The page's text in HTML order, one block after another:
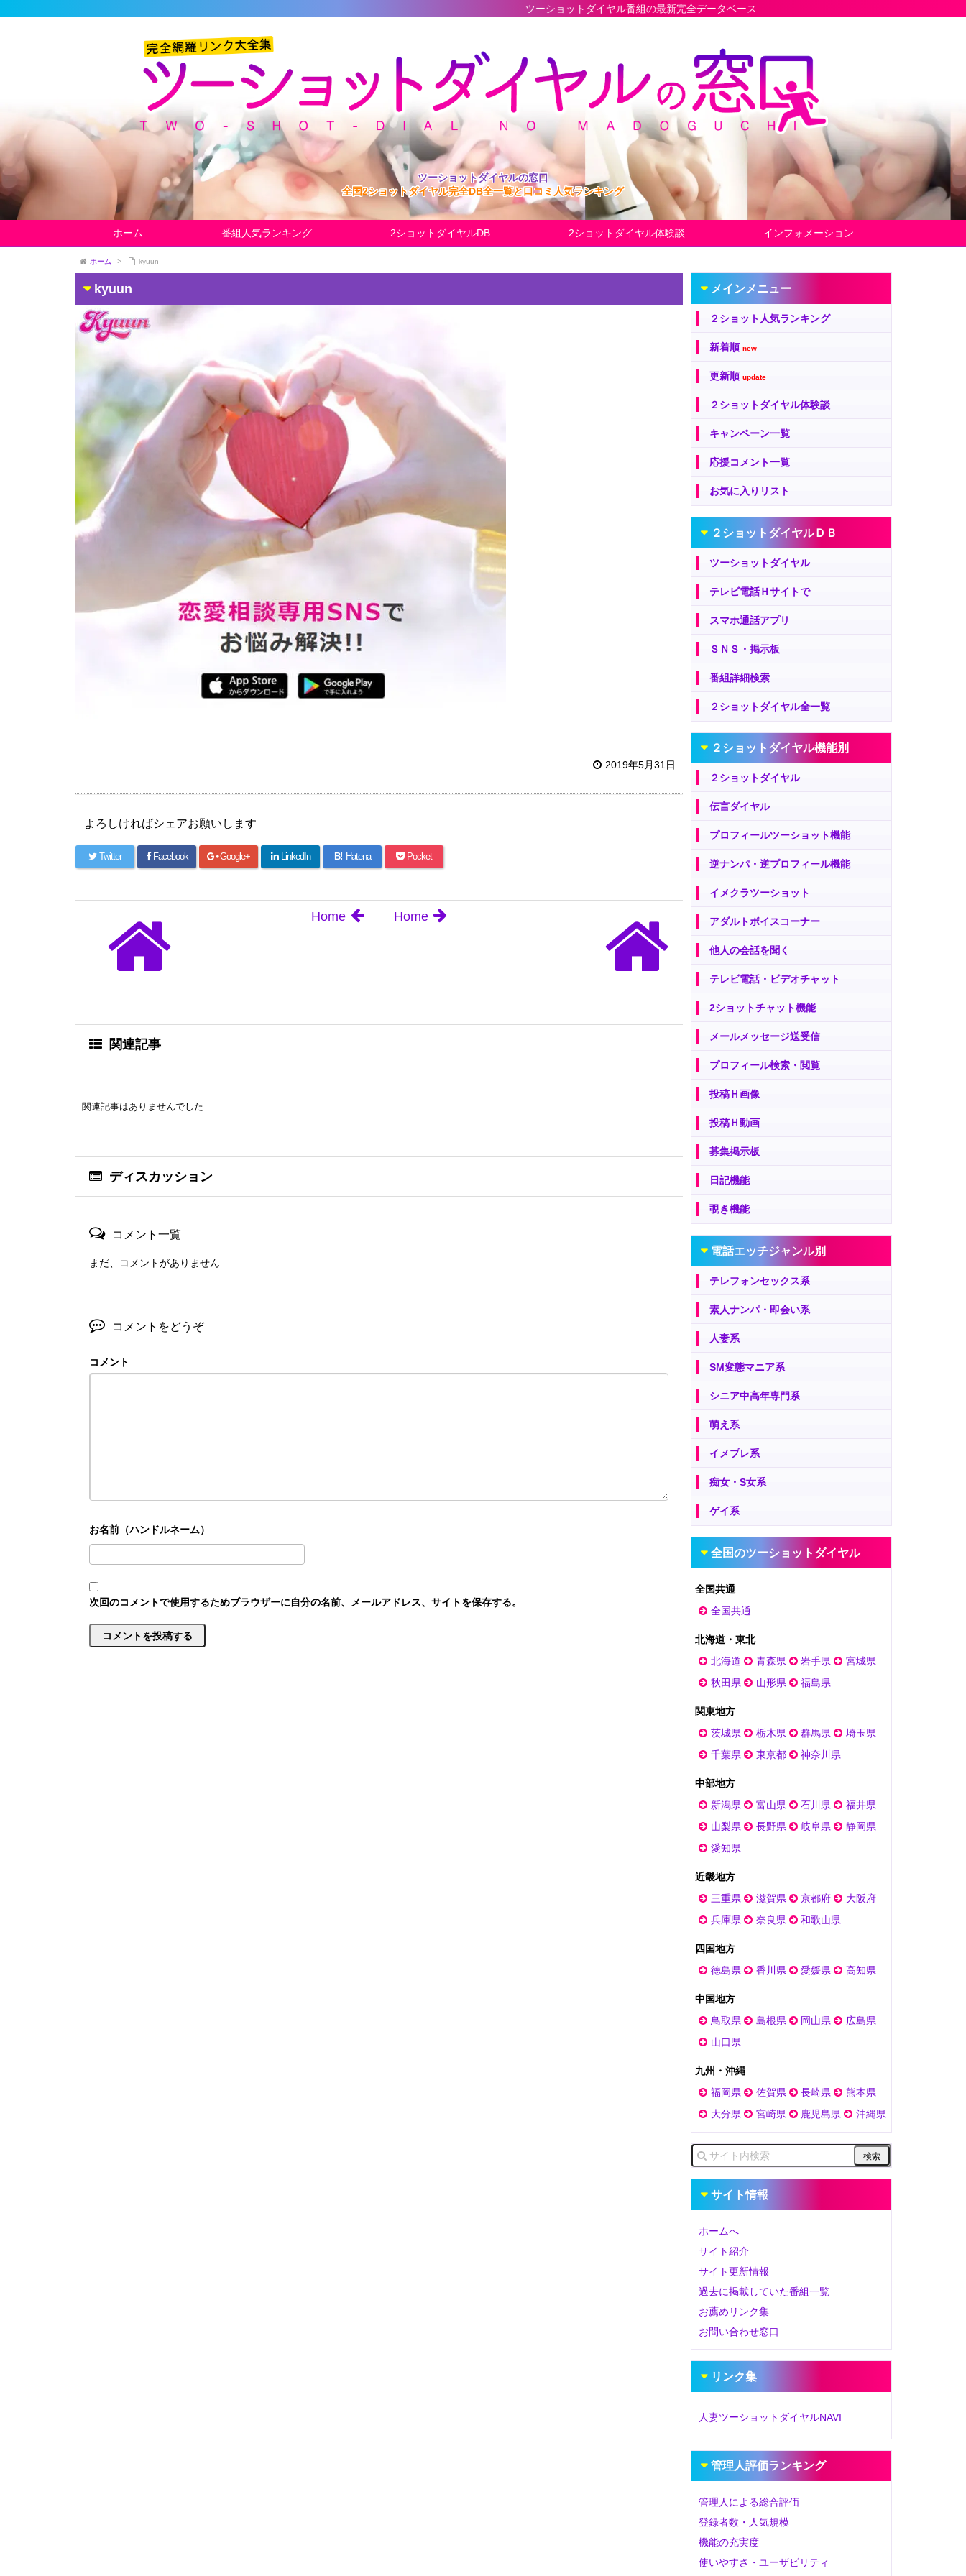
ツーショットダイヤル番組の最新完全データベース
ツーショットダイヤルの窓口
全国2ショットダイヤル完全DB全一覧と口コミ人気ランキング
ホーム 番組人気ランキング 2ショットダイヤルDB 2ショットダイヤル体験談 インフォメーション
ホーム > kyuun
kyuun
2019年5月31日
よろしければシェアお願いします
Twitter Facebook Google+ LinkedIn B! Hatena Pocket
Home
Home
関連記事
関連記事はありませんでした
ディスカッション
コメント一覧
まだ、コメントがありません
コメントをどうぞ
コメント
次回のコメントで使用するためブラウザーに自分の名前、メールアドレス、サイトを保存する。
メインメニュー
２ショット人気ランキング
新着順 new
更新順 update
２ショットダイヤル体験談
キャンペーン一覧
応援コメント一覧
お気に入りリスト
２ショットダイヤルＤＢ
ツーショットダイヤル
テレビ電話Ｈサイトで
スマホ通話アプリ
ＳＮＳ・掲示板
番組詳細検索
２ショットダイヤル全一覧
２ショットダイヤル機能別
２ショットダイヤル
伝言ダイヤル
プロフィールツーショット機能
逆ナンパ・逆プロフィール機能
イメクラツーショット
アダルトボイスコーナー
他人の会話を聞く
テレビ電話・ビデオチャット
2ショットチャット機能
メールメッセージ送受信
プロフィール検索・閲覧
投稿Ｈ画像
投稿Ｈ動画
募集掲示板
日記機能
覗き機能
電話エッチジャンル別
テレフォンセックス系
素人ナンパ・即会い系
人妻系
SM変態マニア系
シニア中高年専門系
萌え系
イメプレ系
痴女・S女系
ゲイ系
全国のツーショットダイヤル
全国共通
全国共通
北海道・東北
北海道
青森県 岩手県
宮城県
秋田県
山形県 福島県
関東地方
茨城県
栃木県 群馬県
埼玉県
千葉県
東京都 神奈川県
中部地方
新潟県
富山県 石川県
福井県
山梨県
長野県 岐阜県
静岡県
愛知県
近畿地方
三重県
滋賀県 京都府
大阪府
兵庫県
奈良県 和歌山県
四国地方
徳島県
香川県 愛媛県 高知県
中国地方
鳥取県
島根県 岡山県
広島県
山口県
九州・沖縄
福岡県
佐賀県 長崎県
熊本県
大分県
宮崎県 鹿児島県 沖縄県
サイト情報
ホームへ
サイト紹介
サイト更新情報
過去に掲載していた番組一覧
お薦めリンク集
お問い合わせ窓口
リンク集
人妻ツーショットダイヤルNAVI
管理人評価ランキング
管理人による総合評価
登録者数・人気規模
機能の充実度
使いやすさ・ユーザビリティ